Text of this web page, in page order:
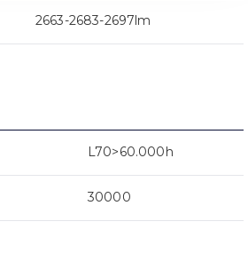
2663-2683-2697lm
L70>60.000h
30000